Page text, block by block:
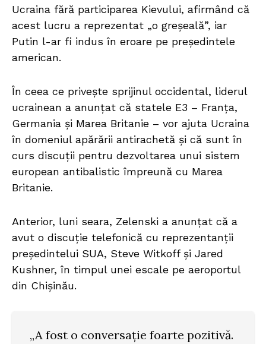
Ucraina fără participarea Kievului, afirmând că
acest lucru a reprezentat „o greșeală”, iar
Putin l-ar fi indus în eroare pe președintele
american.
În ceea ce privește sprijinul occidental, liderul
ucrainean a anunțat că statele E3 – Franța,
Germania și Marea Britanie – vor ajuta Ucraina
în domeniul apărării antirachetă și că sunt în
curs discuții pentru dezvoltarea unui sistem
european antibalistic împreună cu Marea
Britanie.
Anterior, luni seara, Zelenski a anunțat că a
avut o discuție telefonică cu reprezentanții
președintelui SUA, Steve Witkoff și Jared
Kushner, în timpul unei escale pe aeroportul
din Chișinău.
„A fost o conversație foarte pozitivă.